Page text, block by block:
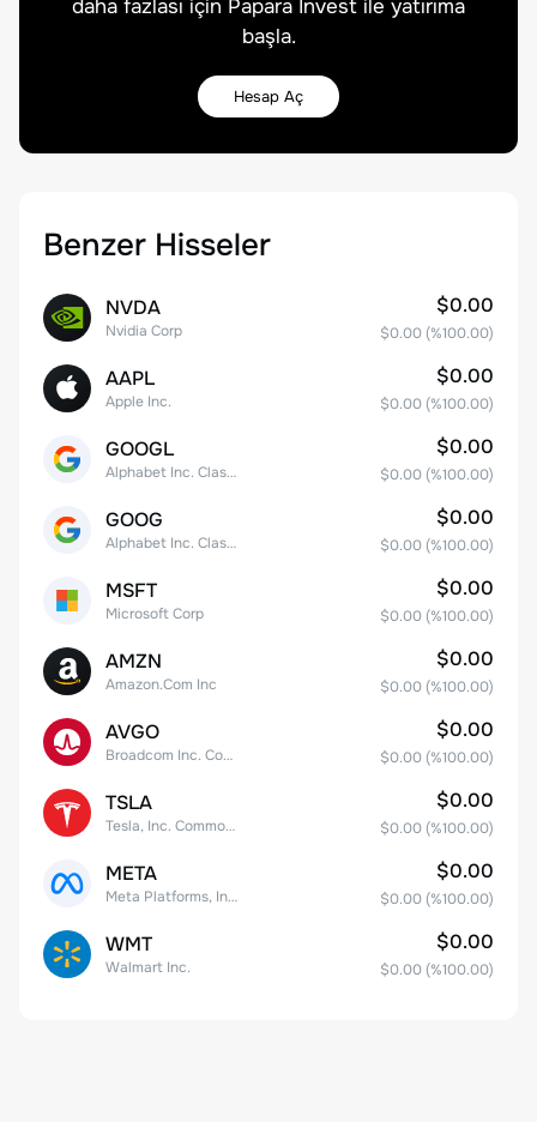
daha fazlası için Papara Invest ile yatırıma
başla.
Hesap Aç
Benzer Hisseler
NVDA
Nvidia Corp
$0.00
$0.00 (%100.00)
AAPL
Apple Inc.
$0.00
$0.00 (%100.00)
GOOGL
Alphabet Inc. Class A Common Stock
$0.00
$0.00 (%100.00)
GOOG
Alphabet Inc. Class C Capital Stock
$0.00
$0.00 (%100.00)
MSFT
Microsoft Corp
$0.00
$0.00 (%100.00)
AMZN
Amazon.Com Inc
$0.00
$0.00 (%100.00)
AVGO
Broadcom Inc. Common Stock
$0.00
$0.00 (%100.00)
TSLA
Tesla, Inc. Common Stock
$0.00
$0.00 (%100.00)
META
Meta Platforms, Inc. Class A Common Stock
$0.00
$0.00 (%100.00)
WMT
Walmart Inc.
$0.00
$0.00 (%100.00)